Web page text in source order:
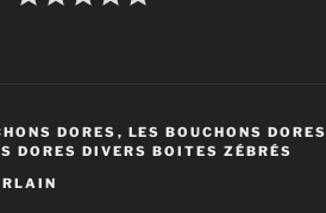
DORES , LES BOUCHONS DORES
DORES DIVERS BOITES ZÉBRÉS